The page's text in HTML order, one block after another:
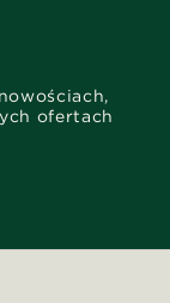
ofertach